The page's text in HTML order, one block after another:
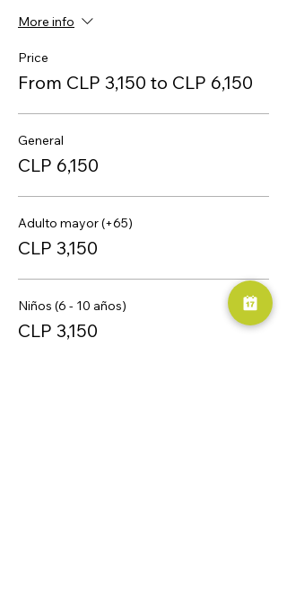
More info
Price
From CLP 3,150 to CLP 6,150
General
CLP 6,150
Adulto mayor (+65)
CLP 3,150
Niños (6 - 10 años)
CLP 3,150